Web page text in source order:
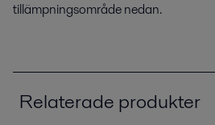
tillämpningsområde nedan.
Relaterade produkter